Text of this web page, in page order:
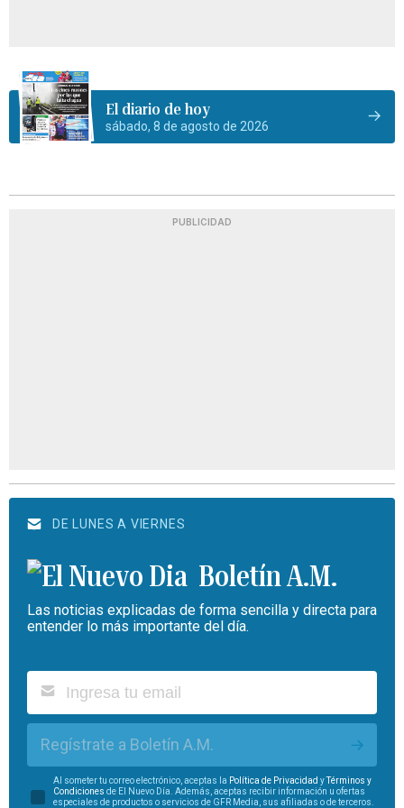
El diario de hoy
sábado, 8 de agosto de 2026
PUBLICIDAD
DE LUNES A VIERNES
Boletín A.M.
Las noticias explicadas de forma sencilla y directa para
entender lo más importante del día.
Regístrate a Boletín A.M.
Al someter tu correo electrónico, aceptas la Política de Privacidad yTérminos y
Condiciones de El Nuevo Día. Además, aceptas recibir información u ofertas
especiales de productos o servicios de GFR Media, sus afiliadas o de terceros.